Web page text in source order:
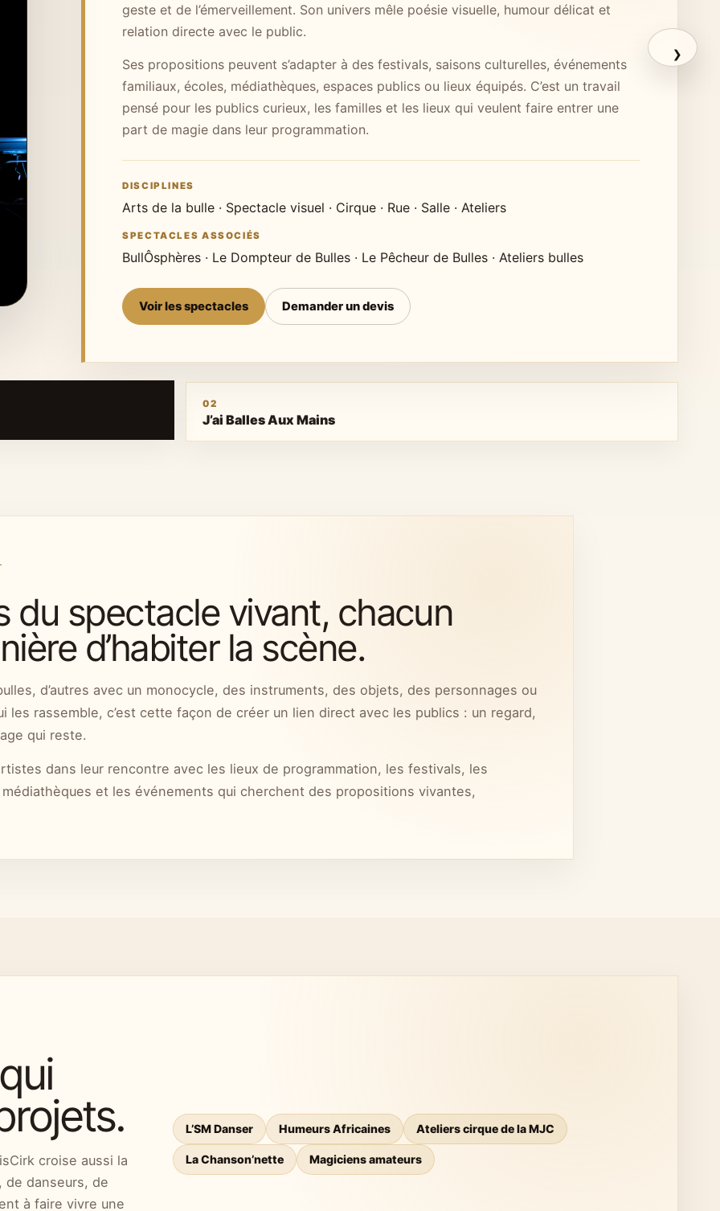
geste et de l’émerveillement. Son univers mêle poésie visuelle, humour délicat et
relation directe avec le public.
Ses propositions peuvent s’adapter à des festivals, saisons culturelles, événements
familiaux, écoles, médiathèques, espaces publics ou lieux équipés. C’est un travail
pensé pour les publics curieux, les familles et les lieux qui veulent faire entrer une
part de magie dans leur programmation.
DISCIPLINES
Arts de la bulle · Spectacle visuel · Cirque · Rue · Salle · Ateliers
SPECTACLES ASSOCIÉS
BullÔsphères · Le Dompteur de Bulles · Le Pêcheur de Bulles · Ateliers bulles
Voir les spectacles Demander un devis
Tout public Jonglerie Musique Humour Ateliers cirque
La Compagnie J’ai Balles Aux Mains propose un cirque vivant et populaire, à la
croisée de la jonglerie, du monocycle, de la musique et de l’humour.
Ses spectacles s’adressent à un large public, en salle comme en rue, avec une
spectateurs.
›
02
J’ai Balles Aux Mains
du spectacle vivant, chacun
d’habiter la scène.
d’autres avec un monocycle, des instruments, des objets, des personnages ou
les rassemble, c’est cette façon de créer un lien direct avec les publics : un regard,
qui reste.
dans leur rencontre avec les lieux de programmation, les festivals, les
et les événements qui cherchent des propositions vivantes,
croise aussi la
de danseurs, de
à faire vivre une
L’SM Danser Humeurs Africaines Ateliers cirque de la MJC
La Chanson’nette Magiciens amateurs